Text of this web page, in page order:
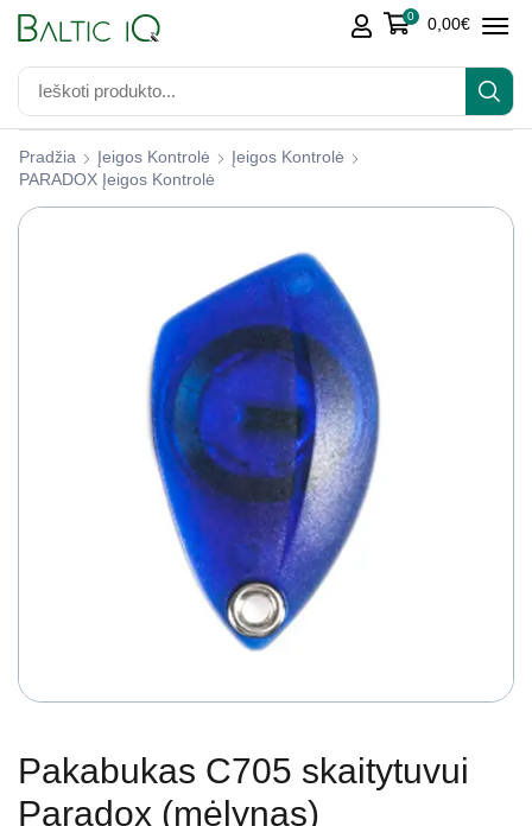
0 0,00€
Pradžia Įeigos Kontrolė
Įeigos Kontrolė
PARADOX Įeigos Kontrolė
Pakabukas C705 skaitytuvui
Paradox (mėlynas)